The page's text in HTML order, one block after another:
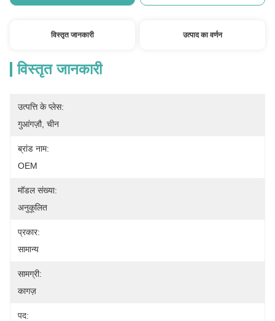
विस्तृत जानकारी उत्पाद का वर्णन
विस्तृत जानकारी
उत्पत्ति के प्लेस:
गुआंगज़ौ, चीन
ब्रांड नाम:
OEM
मॉडल संख्या:
अनुकूलित
प्रकार:
सामान्य
सामग्री:
कागज़
पद: